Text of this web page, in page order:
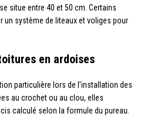
situe entre 40 et 50 cm. Certains
système de liteaux et voliges pour
en ardoises
particulière lors de l’installation des
au crochet ou au clou, elles
calculé selon la formule du pureau.